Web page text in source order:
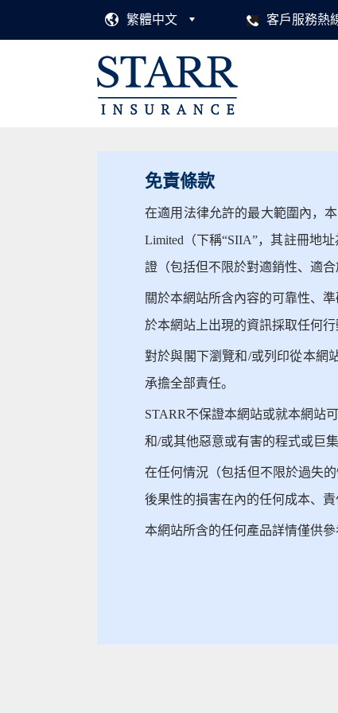
繁體中文 客戶服務熱
免責條款
在適用法律允許的最大範圍內，
Limited（下稱“SIIA”，其註冊地
證（包括但不限於對適銷性、適
關於本網站所含內容的可靠性、
於本網站上出現的資訊採取任何
對於與閣下瀏覽和/或列印從本網
承擔全部責任。
STARR不保證本網站或就本網站
和/或其他惡意或有害的程式或巨集
在任何情況（包括但不限於過失
後果性的損害在內的任何成本、
本網站所含的任何產品詳情僅供